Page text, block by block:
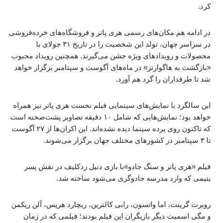
کرد.
در ادامه هم مکان‌های رسمی هری پاتر و فروشگاه‌های خرده‌فروشی
در سراسر جهان، تولد این شخصیت را در تاریخ ۳۱ جولای با
محصولات و رویدادهای ویژه جشن می‌گیرند. همچنین رویداد محبوب
«بازگشت به هاگوارتز» در ماه‌های آگوست و سپتامبر برگزار خواهد
شد تا طرفداران را گرد هم آورد.
این سالگرد با نمایش‌های سینمایی فیلم نخست هری پاتر نیز همراه
خواهد بود؛ نمایش‌هایی که شامل ۱۰ دقیقه تصاویر پشت‌صحنه است
که تاکنون روی پرده سینما دیده نشده‌اند. این اکران‌ها از ۲۷ آگوست
تا ۳ سپتامبر در کشورهای مختلف جهان برگزار می‌شوند.
فیلم «هری پاتر و سنگ جادو»با بازی دنیل ردکلیف در نقش پسر
یتیمی که وارد مدرسه جادوگری می‌شود ساخته شد.
روپرت گرینت، اما واتسون، رابی کالترین، ریچارد هریس، آلن ریکمن
و مگی اسمیت دیگر بازیگران این فیلم بودند؛ فیلمی که در زمان